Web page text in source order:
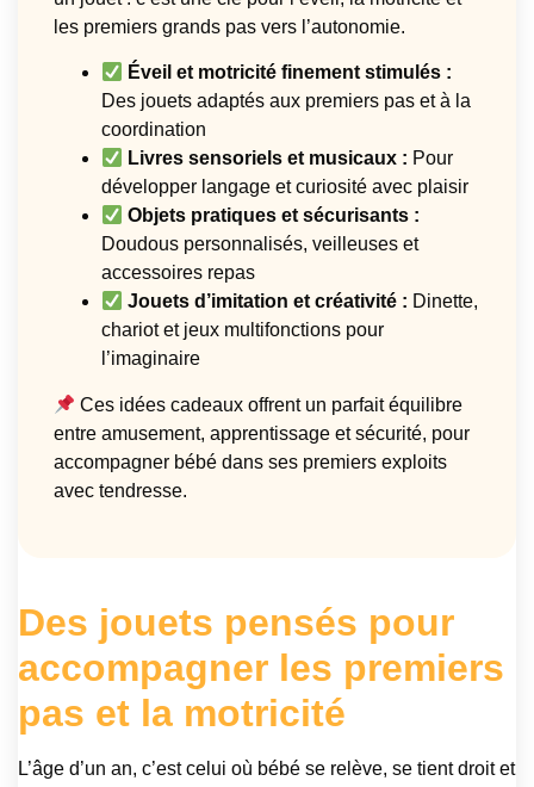
les premiers grands pas vers l’autonomie.
Éveil et motricité finement stimulés :
Des jouets adaptés aux premiers pas et à la
coordination
Livres sensoriels et musicaux : Pour
développer langage et curiosité avec plaisir
Objets pratiques et sécurisants :
Doudous personnalisés, veilleuses et
accessoires repas
Jouets d’imitation et créativité : Dinette,
chariot et jeux multifonctions pour
l’imaginaire
Ces idées cadeaux offrent un parfait équilibre
entre amusement, apprentissage et sécurité, pour
accompagner bébé dans ses premiers exploits
avec tendresse.
Des jouets pensés pour
accompagner les premiers
pas et la motricité
L’âge d’un an, c’est celui où bébé se relève, se tient droit et